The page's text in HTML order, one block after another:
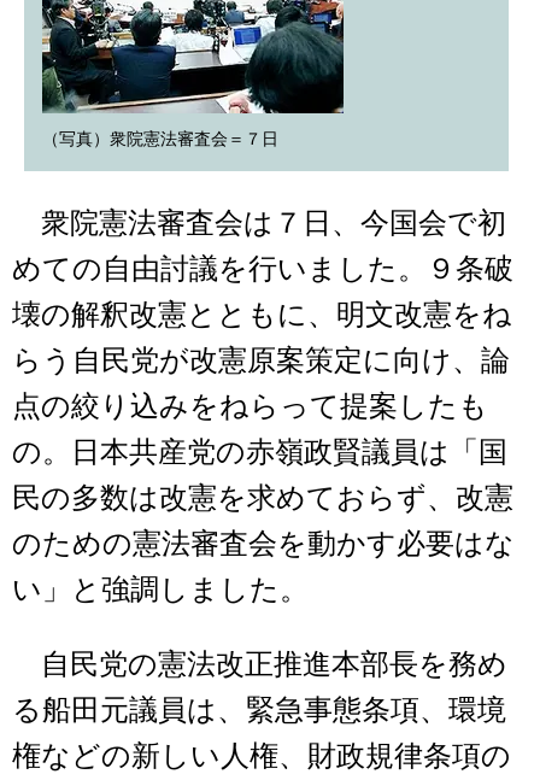
（写真）衆院憲法審査会＝７日
衆院憲法審査会は７日、今国会で初
めての自由討議を行いました。９条破
壊の解釈改憲とともに、明文改憲をね
らう自民党が改憲原案策定に向け、論
点の絞り込みをねらって提案したも
の。日本共産党の赤嶺政賢議員は「国
民の多数は改憲を求めておらず、改憲
のための憲法審査会を動かす必要はな
い」と強調しました。
自民党の憲法改正推進本部長を務め
る船田元議員は、緊急事態条項、環境
権などの新しい人権、財政規律条項の